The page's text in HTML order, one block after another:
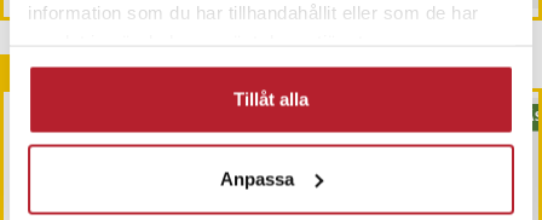
information som du har tillhandahållit eller som de har
Tillåt alla
Anpassa
Andra köpte också